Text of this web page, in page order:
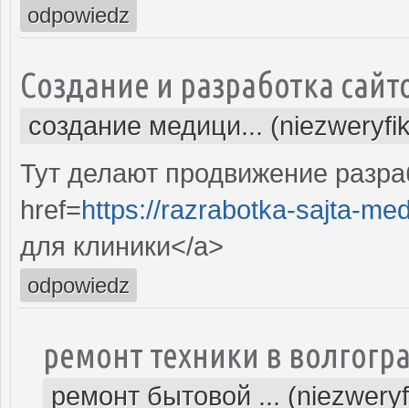
odpowiedz
Создание и разработка
создание медици...
Тут делают продвижение
href=https://razrabotka-sajta-
для клиники</a>
odpowiedz
ремонт техники в
ремонт бытовой ...